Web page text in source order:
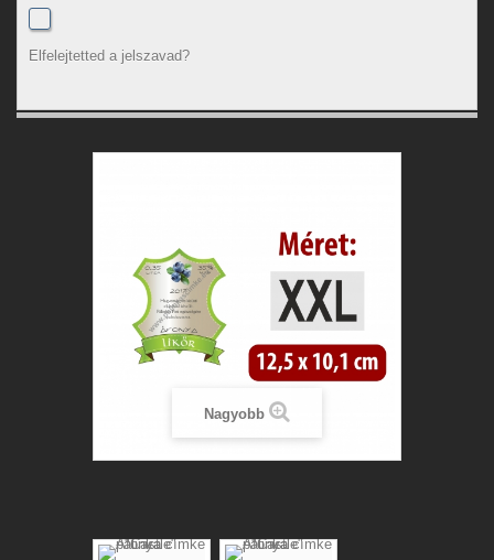
Elfelejtetted a jelszavad?
Nagyobb